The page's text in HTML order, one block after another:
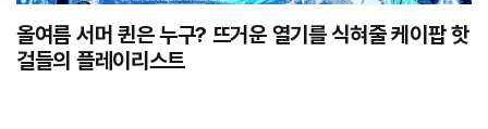
올여름 서머 퀸은 누구? 뜨거운 열기를 식혀줄 케이팝 핫
걸들의 플레이리스트